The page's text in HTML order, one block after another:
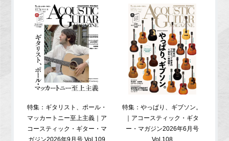
特集：ギタリスト、ポール・
マッカートニー至上主義｜ア
コースティック・ギター・マ
特集：やっぱり、ギブソン。
｜アコースティック・ギタ
ー・マガジン2026年6月号